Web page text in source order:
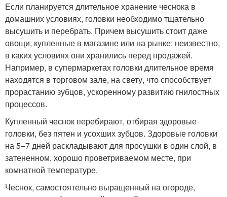
Если планируется длительное хранение чеснока в
домашних условиях, головки необходимо тщательно
высушить и перебрать. Причем высушить стоит даже
овощи, купленные в магазине или на рынке: неизвестно,
в каких условиях они хранились перед продажей.
Например, в супермаркетах головки длительное время
находятся в торговом зале, на свету, что способствует
прорастанию зубцов, ускоренному развитию гнилостных
процессов.
Купленный чеснок перебирают, отбирая здоровые
головки, без пятен и усохших зубцов. Здоровые головки
на 5–7 дней раскладывают для просушки в один слой, в
затененном, хорошо проветриваемом месте, при
комнатной температуре.
Чеснок, самостоятельно выращенный на огороде,